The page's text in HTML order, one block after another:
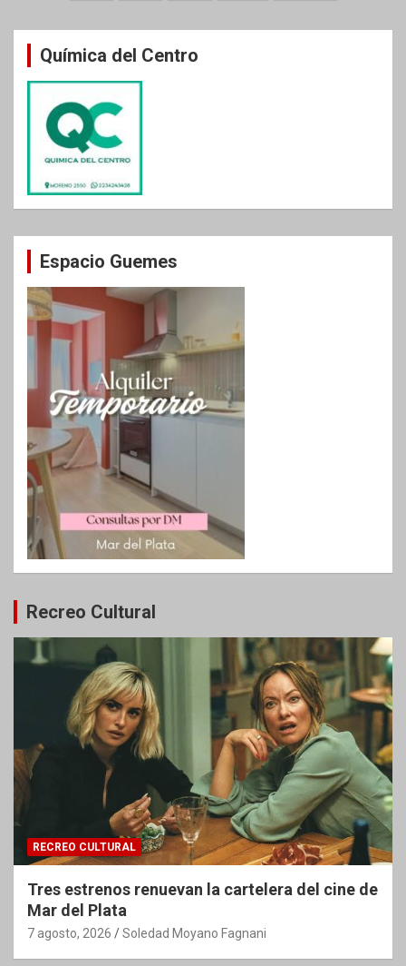
entradas
Química del Centro
Espacio Guemes
Recreo Cultural
RECREO CULTURAL
Tres estrenos renuevan la cartelera del cine de
Mar del Plata
7 agosto, 2026 Soledad Moyano Fagnani